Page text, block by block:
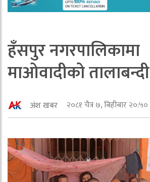
हँसपुर नगरपालिकामा
माओवादीको तालाबन्दी
अंश खबर २०८१ चैत्र ७, बिहीबार २०:५०